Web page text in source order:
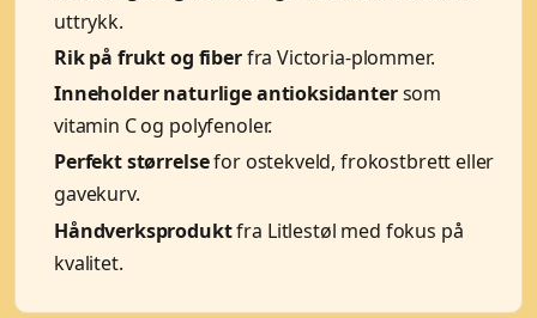
uttrykk.
Rik på frukt og fiberfra Victoria-plommer.
Inneholder naturlige antioksidantersom
vitamin C og polyfenoler.
Perfekt størrelsefor ostekveld, frokostbrett eller
gavekurv.
Håndverksproduktfra Litlestøl med fokus på
kvalitet.